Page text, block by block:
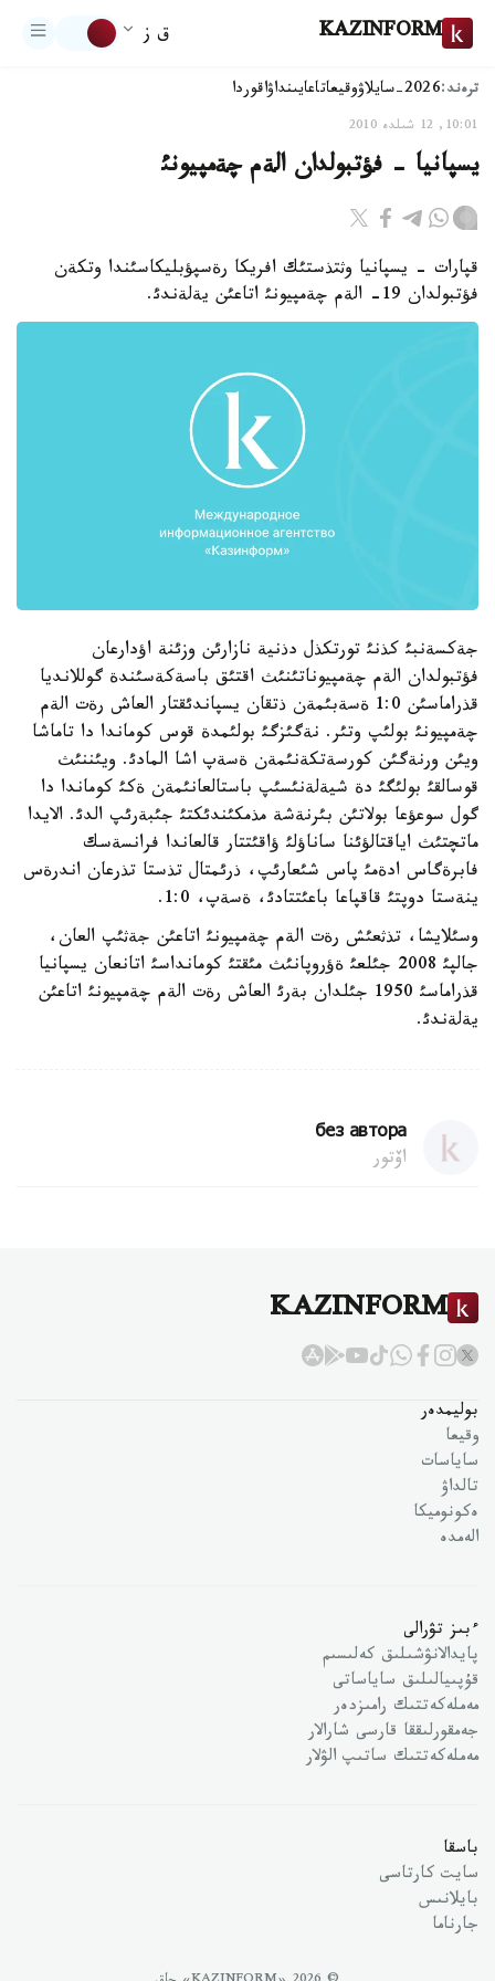
KAZINFORM ق ز
ترەند:2026-سايلاۋ وقيعاتاعايىنداۋاقوردا
10:01, 12 شىلدە 2010
يسپانيا - فؤتبولدان الةم چةمپيونئ
قپارات - يسپانيا وثتذستئك افريكا رةسپؤبليكاسئندا وتكةن
فؤتبولدان 19- الةم چةمپيونئ اتاعئن يةلةندئ.
جةكسةنبئ كذنئ تورتكذل دذنية نازارئن وزئنة اؤدارعان
فؤتبولدان الةم چةمپيوناتئنئث اقتئق باسةكةسئندة گوللانديا
قذراماسئن 1:0 ةسةبئمةن ذتقان يسپاندئقتار العاش رةت الةم
چةمپيونئ بولئپ وتئر. نةگئزگئ بولئمدة قوس كوماندا دا تاماشا
ويئن ورنةگئن كورسةتكةنئمةن ةسةپ اشا المادئ. ويئننئث
قوسالقئ بولئگئ دة شيةلةنئسئپ باستالعانئمةن ةكئ كوماندا دا
گول سوعؤعا بولاتئن بئرنةشة مذمكئندئكتئ جئبةرئپ الدئ. الايدا
ماتچتئث اياقتالؤئنا ساناؤلئ ؤاقئتتار قالعاندا فرانسةسك
فابرةگاس ادةمئ پاس شئعارئپ، ذرئمتال تذستا تذرعان اندرةس
ينةستا دوپتئ قاقپاعا باعئتتادئ، ةسةپ، 1:0.
وسئلايشا، تذثعئش رةت الةم چةمپيونئ اتاعئن جةثئپ العان،
جالپئ 2008 جئلعئ ةؤروپانئث مئقتئ كومانداسئ اتانعان يسپانيا
قذراماسئ 1950 جئلدان بةرئ العاش رةت الةم چةمپيونئ اتاعئن
يةلةندئ.
без автора
اۆتور
KAZINFORM
بوليمدەر
وقيعا
ساياسات
تالداۋ
ەكونوميكا
الەمدە
ءبىز تۋرالى
پايدالانۋشىلىق كەلىسىم
قۇپىيالىلىق ساياساتى
مەملەكەتتىك رامىزدەر
جەمقورلىققا قارسى شارالار
مەملەكەتتىك ساتىپ الۋلار
باسقا
سايت كارتاسى
بايلانىس
جارناما